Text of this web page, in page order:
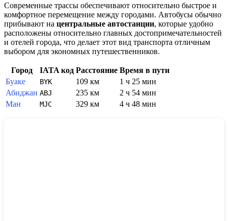
Современные трассы обеспечивают относительно быстрое и
комфортное перемещение между городами. Автобусы обычно
прибывают на центральные автостанции, которые удобно
расположены относительно главных достопримечательностей
и отелей города, что делает этот вид транспорта отличным
выбором для экономных путешественников.
Город IATA код Расстояние Время в пути
Буаке
BYK 109 км
1 ч 25 мин
Абиджан ABJ 235 км
2 ч 54 мин
Ман
MJC 329 км 4 ч 48 мин